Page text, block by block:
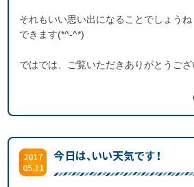
それもいい思い出になることでしょう
できます(*^-^*)
ではでは、ご覧いただきありがとうご
2017
05.11
今日は、いい天気です！